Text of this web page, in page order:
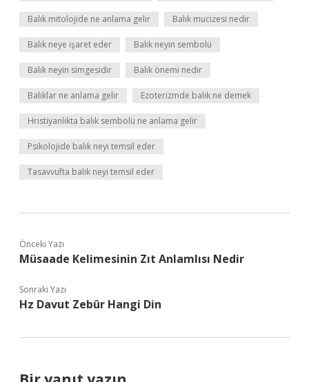
Balık mitolojide ne anlama gelir Balık mucizesi nedir
Balık neye işaret eder Balık neyin sembolü
Balık neyin simgesidir Balık önemi nedir
Balıklar ne anlama gelir Ezoterizmde balık ne demek
Hristiyanlıkta balık sembolü ne anlama gelir
Psikolojide balık neyi temsil eder
Tasavvufta balık neyi temsil eder
Önceki Yazı
Müsaade Kelimesinin Zıt Anlamlısı Nedir
Sonraki Yazı
Hz Davut Zebûr Hangi Din